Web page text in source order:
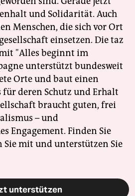
und Solidarität. Auch
Menschen, die sich vor Ort
einsetzen. Die taz
"Alles beginnt im
unterstützt bundesweit
Orte und baut einen
für deren Schutz und Erhalt
braucht guten, frei
– und
Engagement. Finden Sie
Sie mit und unterstützen Sie
unterstützen